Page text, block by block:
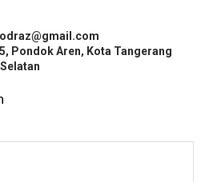
Pondok Aren, Kota Tangerang
Selatan